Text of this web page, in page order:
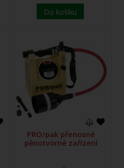
Do košíku
PRO/pak přenosné
pěnotvorné zařízení